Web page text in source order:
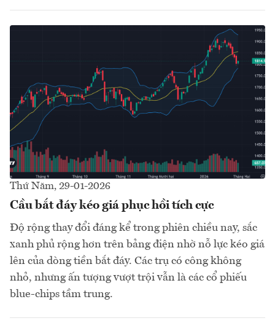
Thứ Năm, 29-01-2026
Cầu bắt đáy kéo giá phục hồi tích cực
Độ rộng thay đổi đáng kể trong phiên chiều nay, sắc
xanh phủ rộng hơn trên bảng điện nhờ nỗ lực kéo giá
lên của dòng tiền bắt đáy. Các trụ có công không
nhỏ, nhưng ấn tượng vượt trội vẫn là các cổ phiếu
blue-chips tầm trung.